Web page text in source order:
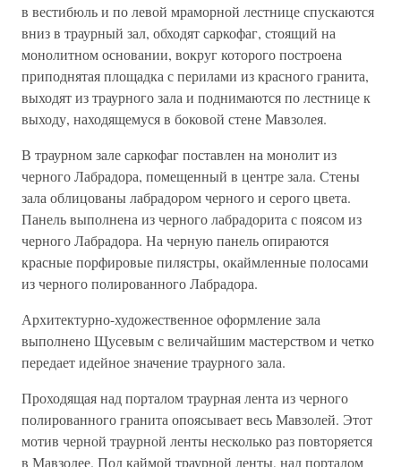
в вестибюль и по левой мраморной лестнице спускаются
вниз в траурный зал, обходят саркофаг, стоящий на
монолитном основании, вокруг которого построена
приподнятая площадка с перилами из красного гранита,
выходят из траурного зала и поднимаются по лестнице к
выходу, находящемуся в боковой стене Мавзолея.
В траурном зале саркофаг поставлен на монолит из
черного Лабрадора, помещенный в центре зала. Стены
зала облицованы лабрадором черного и серого цвета.
Панель выполнена из черного лабрадорита с поясом из
черного Лабрадора. На черную панель опираются
красные порфировые пилястры, окаймленные полосами
из черного полированного Лабрадора.
Архитектурно-художественное оформление зала
выполнено Щусевым с величайшим мастерством и четко
передает идейное значение траурного зала.
Проходящая над порталом траурная лента из черного
полированного гранита опоясывает весь Мавзолей. Этот
мотив черной траурной ленты несколько раз повторяется
в Мавзолее. Под каймой траурной ленты, над порталом